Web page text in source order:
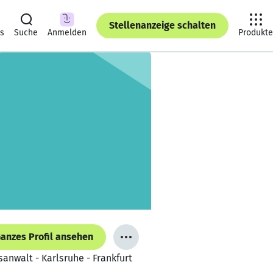
Suche Anmelden
Stellenanzeige schalten
Produkte
Profil ansehen
- Karlsruhe - Frankfurt